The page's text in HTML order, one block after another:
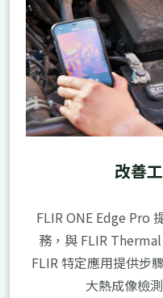
改善
FLIR ONE Edge Pro
務，與 FLIR
FLIR 特定應用提供步
大熱成像檢